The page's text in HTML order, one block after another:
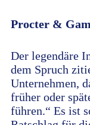
Procter &
Der legendäre
dem Spruch
Unternehmen,
früher oder
führen.“ Es ist